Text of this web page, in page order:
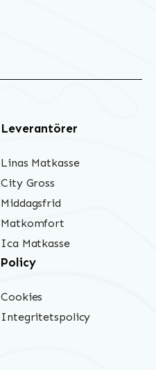
Leverantörer
Linas Matkasse
City Gross
Middagsfrid
Matkomfort
Ica Matkasse
Policy
Cookies
Integritetspolicy